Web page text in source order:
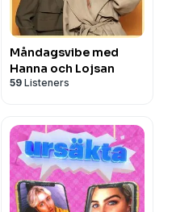
Måndagsvibe med
Hanna och Lojsan
59 Listeners